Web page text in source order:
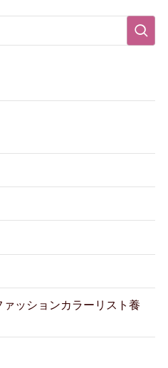
ッションカラーリスト養